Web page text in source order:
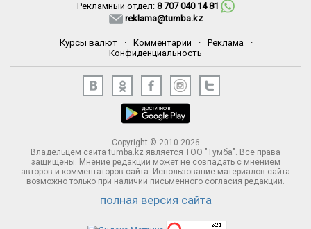
Рекламный отдел: 8 707 040 14 81
reklama@tumba.kz
Курсы валют · Комментарии · Реклама
·
Конфиденциальность
Copyright © 2010-2026
Владельцем сайта tumba.kz является ТОО "Тумба". Все права
защищены. Мнение редакции может не совпадать с мнением
авторов и комментаторов сайта. Использование материалов сайта
возможно только при наличии письменного согласия редакции.
полная версия сайта